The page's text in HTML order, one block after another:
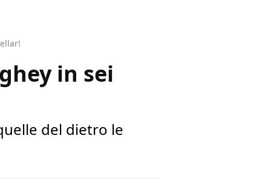
in sei
del dietro le